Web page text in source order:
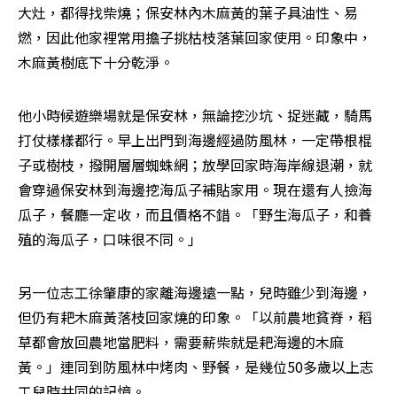
大灶，都得找柴燒；保安林內木麻黃的葉子具油性、易
燃，因此他家裡常用擔子挑枯枝落葉回家使用。印象中，
木麻黃樹底下十分乾淨。
他小時候遊樂場就是保安林，無論挖沙坑、捉迷藏，騎馬
打仗樣樣都行。早上出門到海邊經過防風林，一定帶根棍
子或樹枝，撥開層層蜘蛛網；放學回家時海岸線退潮，就
會穿過保安林到海邊挖海瓜子補貼家用。現在還有人撿海
瓜子，餐廳一定收，而且價格不錯。「野生海瓜子，和養
殖的海瓜子，口味很不同。」
另一位志工徐肇康的家離海邊遠一點，兒時雖少到海邊，
但仍有耙木麻黃落枝回家燒的印象。「以前農地貧脊，稻
草都會放回農地當肥料，需要薪柴就是耙海邊的木麻
黃。」連同到防風林中烤肉、野餐，是幾位50多歲以上志